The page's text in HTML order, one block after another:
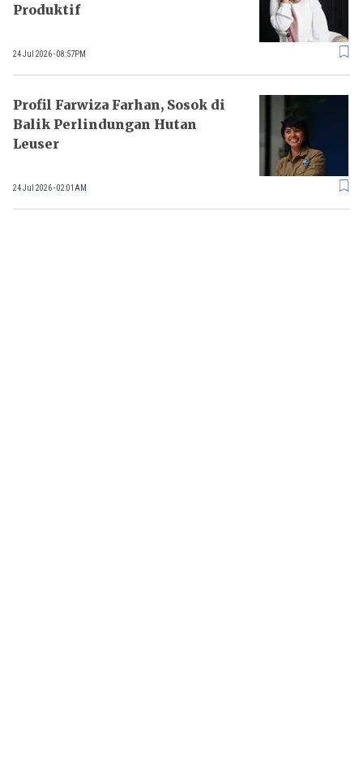
Produktif
24 Jul 2026 - 08:57PM
Profil Farwiza Farhan, Sosok di
Balik Perlindungan Hutan
Leuser
24 Jul 2026 - 02:01AM